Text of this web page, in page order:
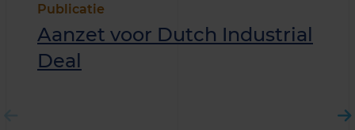
Publicatie
Aanzet voor Dutch Industrial
Deal